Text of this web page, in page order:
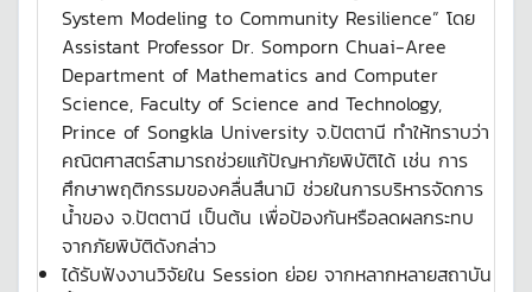
System Modeling to Community Resilience” โดย
Assistant Professor Dr. Somporn Chuai-Aree
Department of Mathematics and Computer
Science, Faculty of Science and Technology,
Prince of Songkla University จ.ปัตตานี ทำให้ทราบว่า
คณิตศาสตร์สามารถช่วยแก้ปัญหาภัยพิบัติได้ เช่น การ
ศึกษาพฤติกรรมของคลื่นสึนามิ ช่วยในการบริหารจัดการ
น้ำของ จ.ปัตตานี เป็นต้น เพื่อป้องกันหรือลดผลกระทบ
จากภัยพิบัติดังกล่าว
ได้รับฟังงานวิจัยใน Session ย่อย จากหลากหลายสถาบัน